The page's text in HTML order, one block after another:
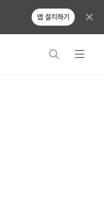
앱 설치하기